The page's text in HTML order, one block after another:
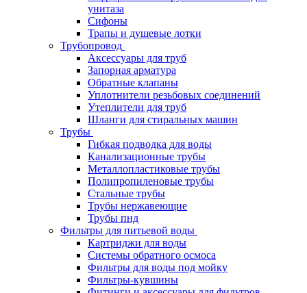
унитаза
Сифоны
Трапы и душевые лотки
Трубопровод
Аксессуары для труб
Запорная арматура
Обратные клапаны
Уплотнители резьбовых соединений
Утеплители для труб
Шланги для стиральных машин
Трубы
Гибкая подводка для воды
Канализационные трубы
Металлопластиковые трубы
Полипропиленовые трубы
Стальные трубы
Трубы нержавеющие
Трубы пнд
Фильтры для питьевой воды
Картриджи для воды
Системы обратного осмоса
Фильтры для воды под мойку
Фильтры-кувшины